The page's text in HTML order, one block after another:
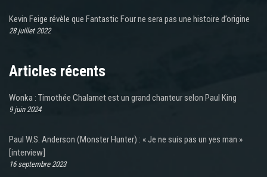
Kevin Feige révèle que Fantastic Four ne sera pas une histoire d’origine
28 juillet 2022
Articles récents
Wonka : Timothée Chalamet est un grand chanteur selon Paul King
9 juin 2024
Paul W.S. Anderson (Monster Hunter) : « Je ne suis pas un yes man »
[interview]
16 septembre 2023